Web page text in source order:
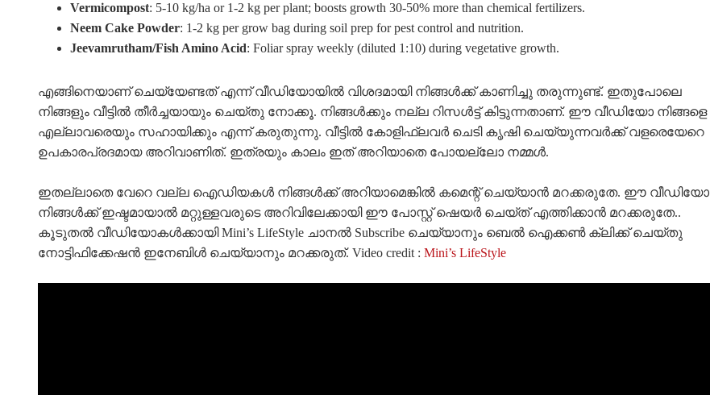
Vermicompost: 5-10 kg/ha or 1-2 kg per plant; boosts growth 30-50% more than chemical fertilizers.
Neem Cake Powder: 1-2 kg per grow bag during soil prep for pest control and nutrition.
Jeevamrutham/Fish Amino Acid: Foliar spray weekly (diluted 1:10) during vegetative growth.
എങ്ങിനെയാണ് ചെയ്യേണ്ടത് എന്ന് വീഡിയോയില്‍ വിശദമായി നിങ്ങൾക്ക് കാണിച്ചു തരുന്നുണ്ട്. ഇതുപോലെ
നിങ്ങളും വീട്ടിൽ തീർച്ചയായും ചെയ്തു നോക്കൂ. നിങ്ങൾക്കും നല്ല റിസൾട്ട് കിട്ടുന്നതാണ്. ഈ വീഡിയോ നിങ്ങളെ
എല്ലാവരെയും സഹായിക്കും എന്ന് കരുതുന്നു. വീട്ടിൽ കോളിഫ്ലവർ ചെടി കൃഷി ചെയ്യുന്നവർക്ക് വളരെയേറെ
ഉപകാരപ്രദമായ അറിവാണിത്. ഇത്രയും കാലം ഇത് അറിയാതെ പോയല്ലോ നമ്മൾ.
ഇതല്ലാതെ വേറെ വല്ല ഐഡിയകൾ നിങ്ങൾക്ക് അറിയാമെങ്കിൽ കമെന്റ് ചെയ്യാൻ മറക്കരുതേ. ഈ വീഡിയോ
നിങ്ങൾക്ക് ഇഷ്ടമായാൽ മറ്റുള്ളവരുടെ അറിവിലേക്കായി ഈ പോസ്റ്റ് ഷെയർ ചെയ്‌ത്‌ എത്തിക്കാൻ മറക്കരുതേ..
കൂടുതല്‍ വീഡിയോകള്‍ക്കായി Mini’s LifeStyle ചാനല്‍ Subscribe ചെയ്യാനും ബെൽ ഐക്കൺ ക്ലിക്ക് ചെയ്തു
നോട്ടിഫിക്കേഷൻ ഇനേബിൾ ചെയ്യാനും മറക്കരുത്. Video credit : Mini’s LifeStyle